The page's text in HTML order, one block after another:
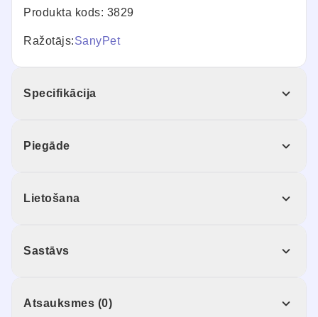
Produkta kods: 3829
Ražotājs:SanyPet
Specifikācija
Piegāde
Lietošana
Sastāvs
Atsauksmes (0)